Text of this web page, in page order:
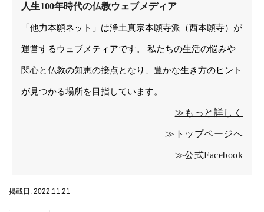
人生100年時代の仏教ウェブメディア
「他力本願ネット」は浄土真宗本願寺派（西本願寺）が
運営するウェブメティアです。 私たちの生活の悩みや
関心と仏教の知恵の接点となり、豊かな生き方のヒント
が見つかる場所を目指しています。
≫もっと詳しく
≫トップページへ
≫公式Facebook
掲載日: 2022.11.21